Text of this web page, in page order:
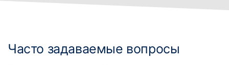
Часто задаваемые вопросы